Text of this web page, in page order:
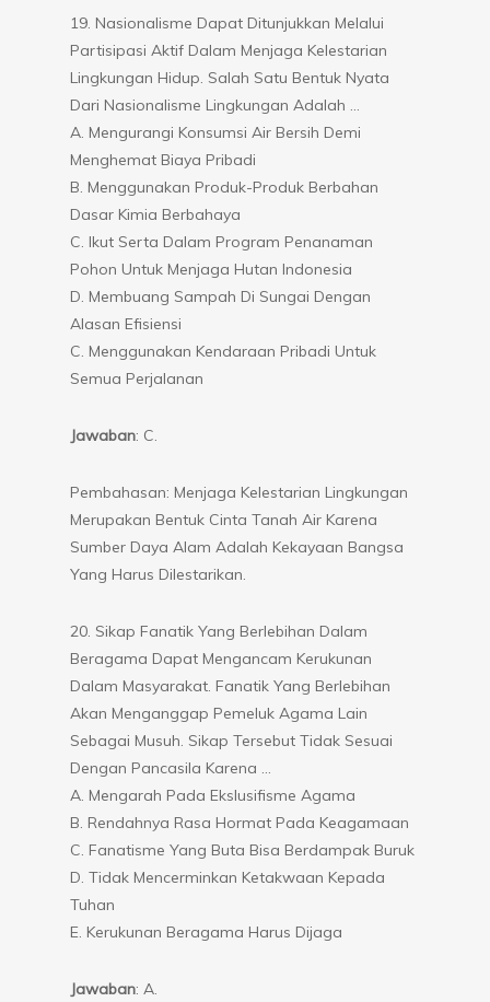
19. Nasionalisme Dapat Ditunjukkan Melalui
Partisipasi Aktif Dalam Menjaga Kelestarian
Lingkungan Hidup. Salah Satu Bentuk Nyata
Dari Nasionalisme Lingkungan Adalah …
A. Mengurangi Konsumsi Air Bersih Demi
Menghemat Biaya Pribadi
B. Menggunakan Produk-Produk Berbahan
Dasar Kimia Berbahaya
C. Ikut Serta Dalam Program Penanaman
Pohon Untuk Menjaga Hutan Indonesia
D. Membuang Sampah Di Sungai Dengan
Alasan Efisiensi
C. Menggunakan Kendaraan Pribadi Untuk
Semua Perjalanan
Jawaban: C.
Pembahasan: Menjaga Kelestarian Lingkungan
Merupakan Bentuk Cinta Tanah Air Karena
Sumber Daya Alam Adalah Kekayaan Bangsa
Yang Harus Dilestarikan.
20. Sikap Fanatik Yang Berlebihan Dalam
Beragama Dapat Mengancam Kerukunan
Dalam Masyarakat. Fanatik Yang Berlebihan
Akan Menganggap Pemeluk Agama Lain
Sebagai Musuh. Sikap Tersebut Tidak Sesuai
Dengan Pancasila Karena …
A. Mengarah Pada Ekslusifisme Agama
B. Rendahnya Rasa Hormat Pada Keagamaan
C. Fanatisme Yang Buta Bisa Berdampak Buruk
D. Tidak Mencerminkan Ketakwaan Kepada
Tuhan
E. Kerukunan Beragama Harus Dijaga
Jawaban: A.